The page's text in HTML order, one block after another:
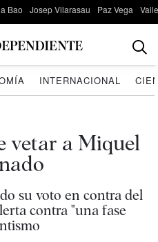
Bao Josep Vilarasau Paz Vega
INTERNACIONAL
vetar a Miquel
su voto en contra del
contra "una fase